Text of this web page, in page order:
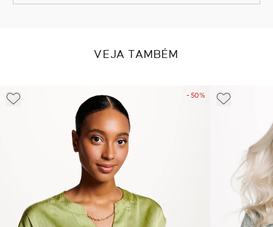
VEJA TAMBÉM
- 50%